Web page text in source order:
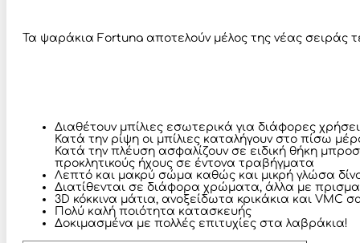
Τα ψαράκια Fortuna αποτελούν μέλος της νέας σειράς
Διαθέτουν μπίλιες εσωτερικά για διάφορες
Κατά την ρίψη οι μπίλιες καταλήγουν στο πίσω
Κατά την πλέυση ασφαλίζουν σε ειδική θήκη
προκλητικούς ήχους σε έντονα τραβήγματα
Λεπτό και μακρύ σώμα καθώς και μικρή γλώσα
Διατίθενται σε διάφορα χρώματα, άλλα με
3D κόκκινα μάτια, ανοξείδωτα κρικάκια και VMC
Πολύ καλή ποιότητα κατασκευής
Δοκιμασμένα με πολλές επιτυχίες στα λαβράκια!